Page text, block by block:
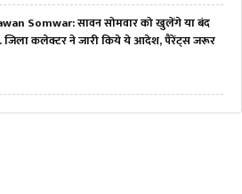
Somwar: सावन सोमवार को खुलेंगे या बंद
कलेक्टर ने जारी किये ये आदेश, पैरेंट्स जरूर